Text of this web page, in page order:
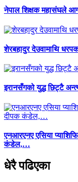
नेपाल शिक्षक महासंघले
शेरबहादुर देउवामाथि
इरानसँगको युद्ध छिट्टै
एनआरएनए एसिया
कंडेल,…
धेरै पढिएका